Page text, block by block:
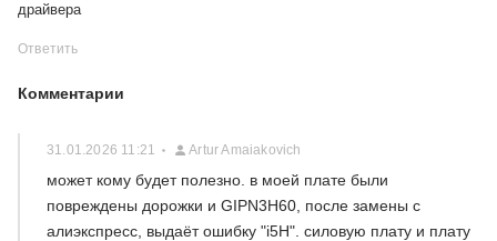
драйвера
Ответить
Комментарии
31.01.2026 11:21 Artur Amaiakovich
может кому будет полезно. в моей плате были
повреждены дорожки и GIPN3H60, после замены с
алиэкспресс, выдаёт ошибку "i5H". силовую плату и плату